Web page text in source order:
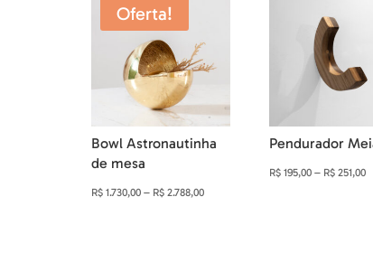
Oferta!
Bowl Astronautinha
de mesa
R$1.730,00 – R$2.788,00Faixa
Pendurador
R$ 195,00 – R$ 251,00